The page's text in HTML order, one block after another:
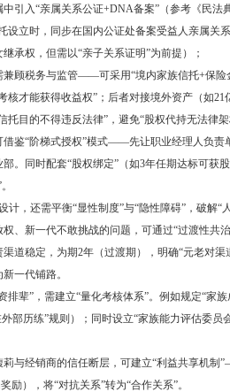
引入“亲属关系公证+DNA备案”（参考《民法
设立时，同步在国内公证处备案受益人亲属关
承权，但需以“亲子关系证明”为前提）；
顾税务与监管——可采用“境内家族信托+保险
核才能获得收益权”；后者对接境外资产（如
托目的不得违反法律”，避免“股权代持无法律
鉴“阶梯式授权”模式——先让职业经理人负责
。同时配套“股权绑定”（如3年任期达标可获
计，还需平衡“显性制度”与“隐性障碍”，破解“
、新一代不敢挑战的问题，可通过“过渡性共
道稳定，为期2年（过渡期），明确“元老对
一代铺路。
辈”，需建立“量化考核体系”。例如规定“家
部历练”规则）；同时设立“家族能力评估委
与经销商的信任断层，可建立“利益共享机制
励），将“对抗关系”转为“合作关系”。